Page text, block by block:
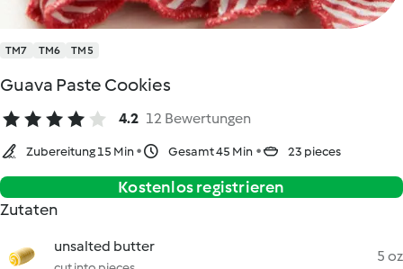
TM7 TM6 TM5
Guava Paste Cookies
4.2 12 Bewertungen
Zubereitung 15 Min Gesamt 45 Min 23 pieces
Kostenlos registrieren
Zutaten
unsalted butter
5 oz